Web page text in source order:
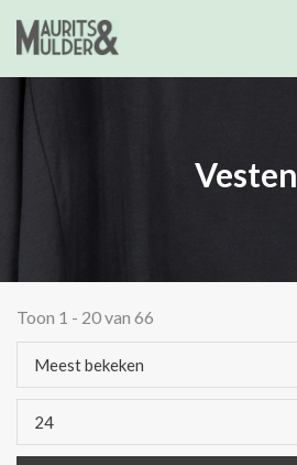
Vesten
Toon 1 - 20 van 66
Meest bekeken
24